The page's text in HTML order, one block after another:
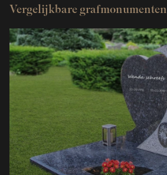
Vergelijkbare grafmonumenten